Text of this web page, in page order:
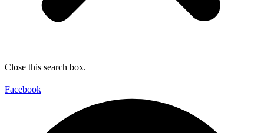
Close this search box.
Facebook